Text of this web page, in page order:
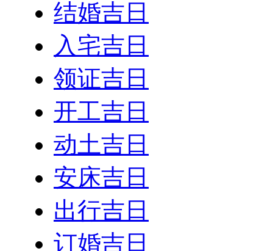
结婚吉日
入宅吉日
领证吉日
开工吉日
动土吉日
安床吉日
出行吉日
订婚吉日